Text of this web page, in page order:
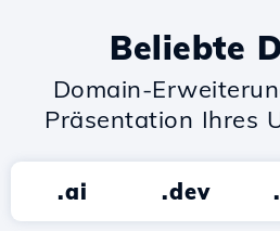
Beliebte
Domain-
Präsentation Ihres
.ai .dev